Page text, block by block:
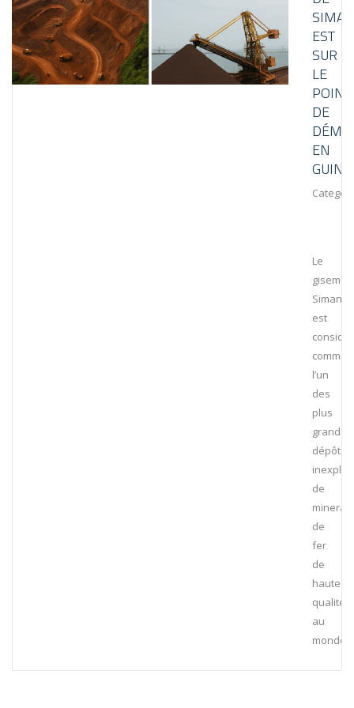
EST
SUR
LE
POINT
DE
EN
Le
est
comme
l’un
des
plus
grands
dépôts
de
minerai
de
fer
de
haute
qualité
au
monde.